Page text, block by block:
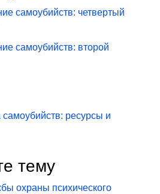
самоубийств: четвертый
самоубийств: второй
ресурсы и
тему
охраны психического